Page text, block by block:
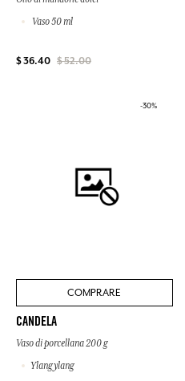
Vaso 50 ml
$ 36.40 $ 52.00
-30%
COMPRARE
CANDELA
Vaso di porcellana 200 g
Ylang ylang